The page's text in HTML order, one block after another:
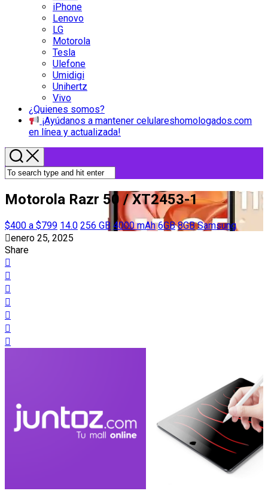
iPhone
Lenovo
LG
Motorola
Tesla
Ulefone
Umidigi
Unihertz
Vivo
¿Quienes somos?
¡Ayúdanos a mantener celulareshomologados.com
en línea y actualizada!
Motorola Razr 50 / XT2453-1
$400 a $799 14.0 256 GB 4000 mAh 6GB 8GB Samsung
enero 25, 2025
Share